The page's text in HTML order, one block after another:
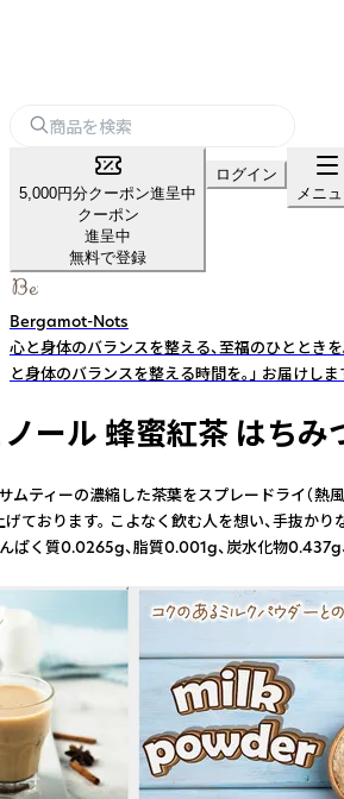
5,000円分クーポン進呈中
クーポン
進呈中
無料で登録
ログイン
メニ
Bergamot-Nots
心と身体のバランスを整える、至福のひとときを
と身体のバランスを整える時間を。」 お届けしま
ール 蜂蜜紅茶 は
ーの濃縮した茶葉をスプレードラ
す。 こよなく飲む人を想い、手抜
たんぱく質0.0265g、脂質0.001g、